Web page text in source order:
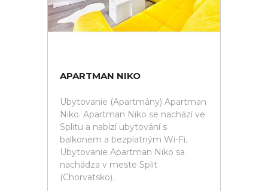
APARTMAN NIKO
Ubytovanie (Apartmány) Apartman
Niko. Apartman Niko se nachází ve
Splitu a nabízí ubytování s
balkonem a bezplatným Wi-Fi.
Ubytovanie Apartman Niko sa
nachádza v meste Split
(Chorvatsko).